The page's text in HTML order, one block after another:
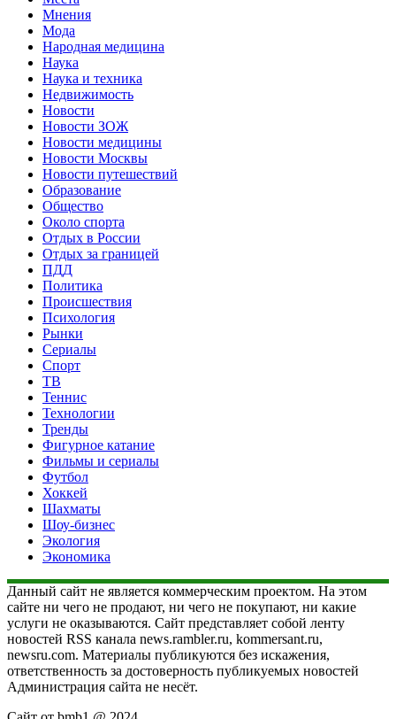
Мнения
Мода
Народная медицина
Наука
Наука и техника
Недвижимость
Новости
Новости ЗОЖ
Новости медицины
Новости Москвы
Новости путешествий
Образование
Общество
Около спорта
Отдых в России
Отдых за границей
ПДД
Политика
Происшествия
Психология
Рынки
Сериалы
Спорт
ТВ
Теннис
Технологии
Тренды
Фигурное катание
Фильмы и сериалы
Футбол
Хоккей
Шахматы
Шоу-бизнес
Экология
Экономика
Данный сайт не является коммерческим проектом. На этом
сайте ни чего не продают, ни чего не покупают, ни какие
услуги не оказываются. Сайт представляет собой ленту
новостей RSS канала news.rambler.ru, kommersant.ru,
newsru.com. Материалы публикуются без искажения,
ответственность за достоверность публикуемых новостей
Администрация сайта не несёт.